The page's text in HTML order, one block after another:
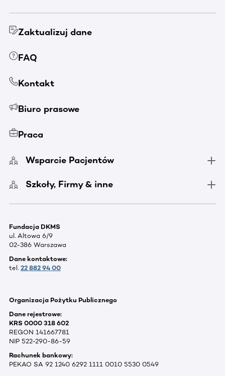
Zaktualizuj dane
FAQ
Kontakt
Biuro prasowe
Praca
Wsparcie Pacjentów
Szkoły, Firmy & inne
Fundacja DKMS
ul. Altowa 6/9
02-386 Warszawa
Dane kontaktowe:
tel. 22 882 94 00
Organizacja Pożytku Publicznego
Dane rejestrowe:
KRS 0000 318 602
REGON 141667781
NIP 522-290-86-59
Rachunek bankowy:
PEKAO SA 92 1240 6292 1111 0010 5530 0549